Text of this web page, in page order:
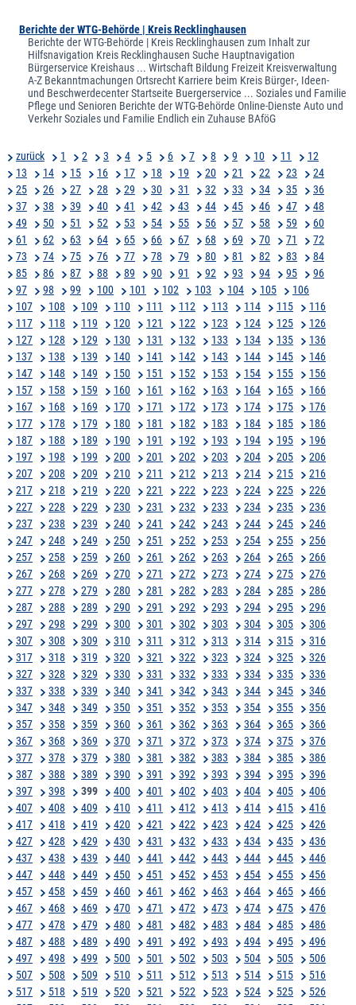
Berichte der WTG-Behörde | Kreis Recklinghausen
Berichte der WTG-Behörde | Kreis Recklinghausen zum Inhalt zur
Hilfsnavigation Kreis Recklinghausen Suche Hauptnavigation
Bürgerservice Kreishaus ... Wirtschaft Bildung Freizeit Kreisverwaltung
A-Z Bekanntmachungen Ortsrecht Karriere beim Kreis Bürger-, Ideen-
und Beschwerdecenter Startseite Buergerservice ... Soziales und Familie
Pflege und Senioren Berichte der WTG-Behörde Online-Dienste Auto und
Verkehr Soziales und Familie Endlich ein Zuhause BAföG
zurück 1 2 3 4 5 6 7 8 9 10 11
12
13
14 15 16 17 18 19 20 21 22 23
24
25
26 27 28 29 30 31 32 33 34 35
36
37
38 39 40 41 42 43 44 45 46 47
48
49
50 51 52 53 54 55 56 57 58 59
60
61
62 63 64 65 66 67 68 69 70 71
72
73
74 75 76 77 78 79 80 81 82 83
84
85
86 87 88 89 90 91 92 93 94 95
96
97
98 99 100 101 102 103 104 105
106
107
108 109 110 111 112 113 114 115
116
117
118 119 120 121 122 123 124 125
126
127
128 129 130 131 132 133 134 135
136
137
138 139 140 141 142 143 144 145
146
147
148 149 150 151 152 153 154 155
156
157
158 159 160 161 162 163 164 165
166
167
168 169 170 171 172 173 174 175
176
177
178 179 180 181 182 183 184 185
186
187
188 189 190 191 192 193 194 195
196
197
198 199 200 201 202 203 204 205
206
207
208 209 210 211 212 213 214 215
216
217
218 219 220 221 222 223 224 225
226
227
228 229 230 231 232 233 234 235
236
237
238 239 240 241 242 243 244 245
246
247
248 249 250 251 252 253 254 255
256
257
258 259 260 261 262 263 264 265
266
267
268 269 270 271 272 273 274 275
276
277
278 279 280 281 282 283 284 285
286
287
288 289 290 291 292 293 294 295
296
297
298 299 300 301 302 303 304 305
306
307
308 309 310 311 312 313 314 315
316
317
318 319 320 321 322 323 324 325
326
327
328 329 330 331 332 333 334 335
336
337
338 339 340 341 342 343 344 345
346
347
348 349 350 351 352 353 354 355
356
357
358 359 360 361 362 363 364 365
366
367
368 369 370 371 372 373 374 375
376
377
378 379 380 381 382 383 384 385
386
387
388 389 390 391 392 393 394 395
396
397
398 399 400 401 402 403 404 405
406
407
408 409 410 411 412 413 414 415
416
417
418 419 420 421 422 423 424 425
426
427
428 429 430 431 432 433 434 435
436
437
438 439 440 441 442 443 444 445
446
447
448 449 450 451 452 453 454 455
456
457
458 459 460 461 462 463 464 465
466
467
468 469 470 471 472 473 474 475
476
477
478 479 480 481 482 483 484 485
486
487
488 489 490 491 492 493 494 495
496
497
498 499 500 501 502 503 504 505
506
507
508 509 510 511 512 513 514 515
516
517
518 519 520 521 522 523 524 525
526